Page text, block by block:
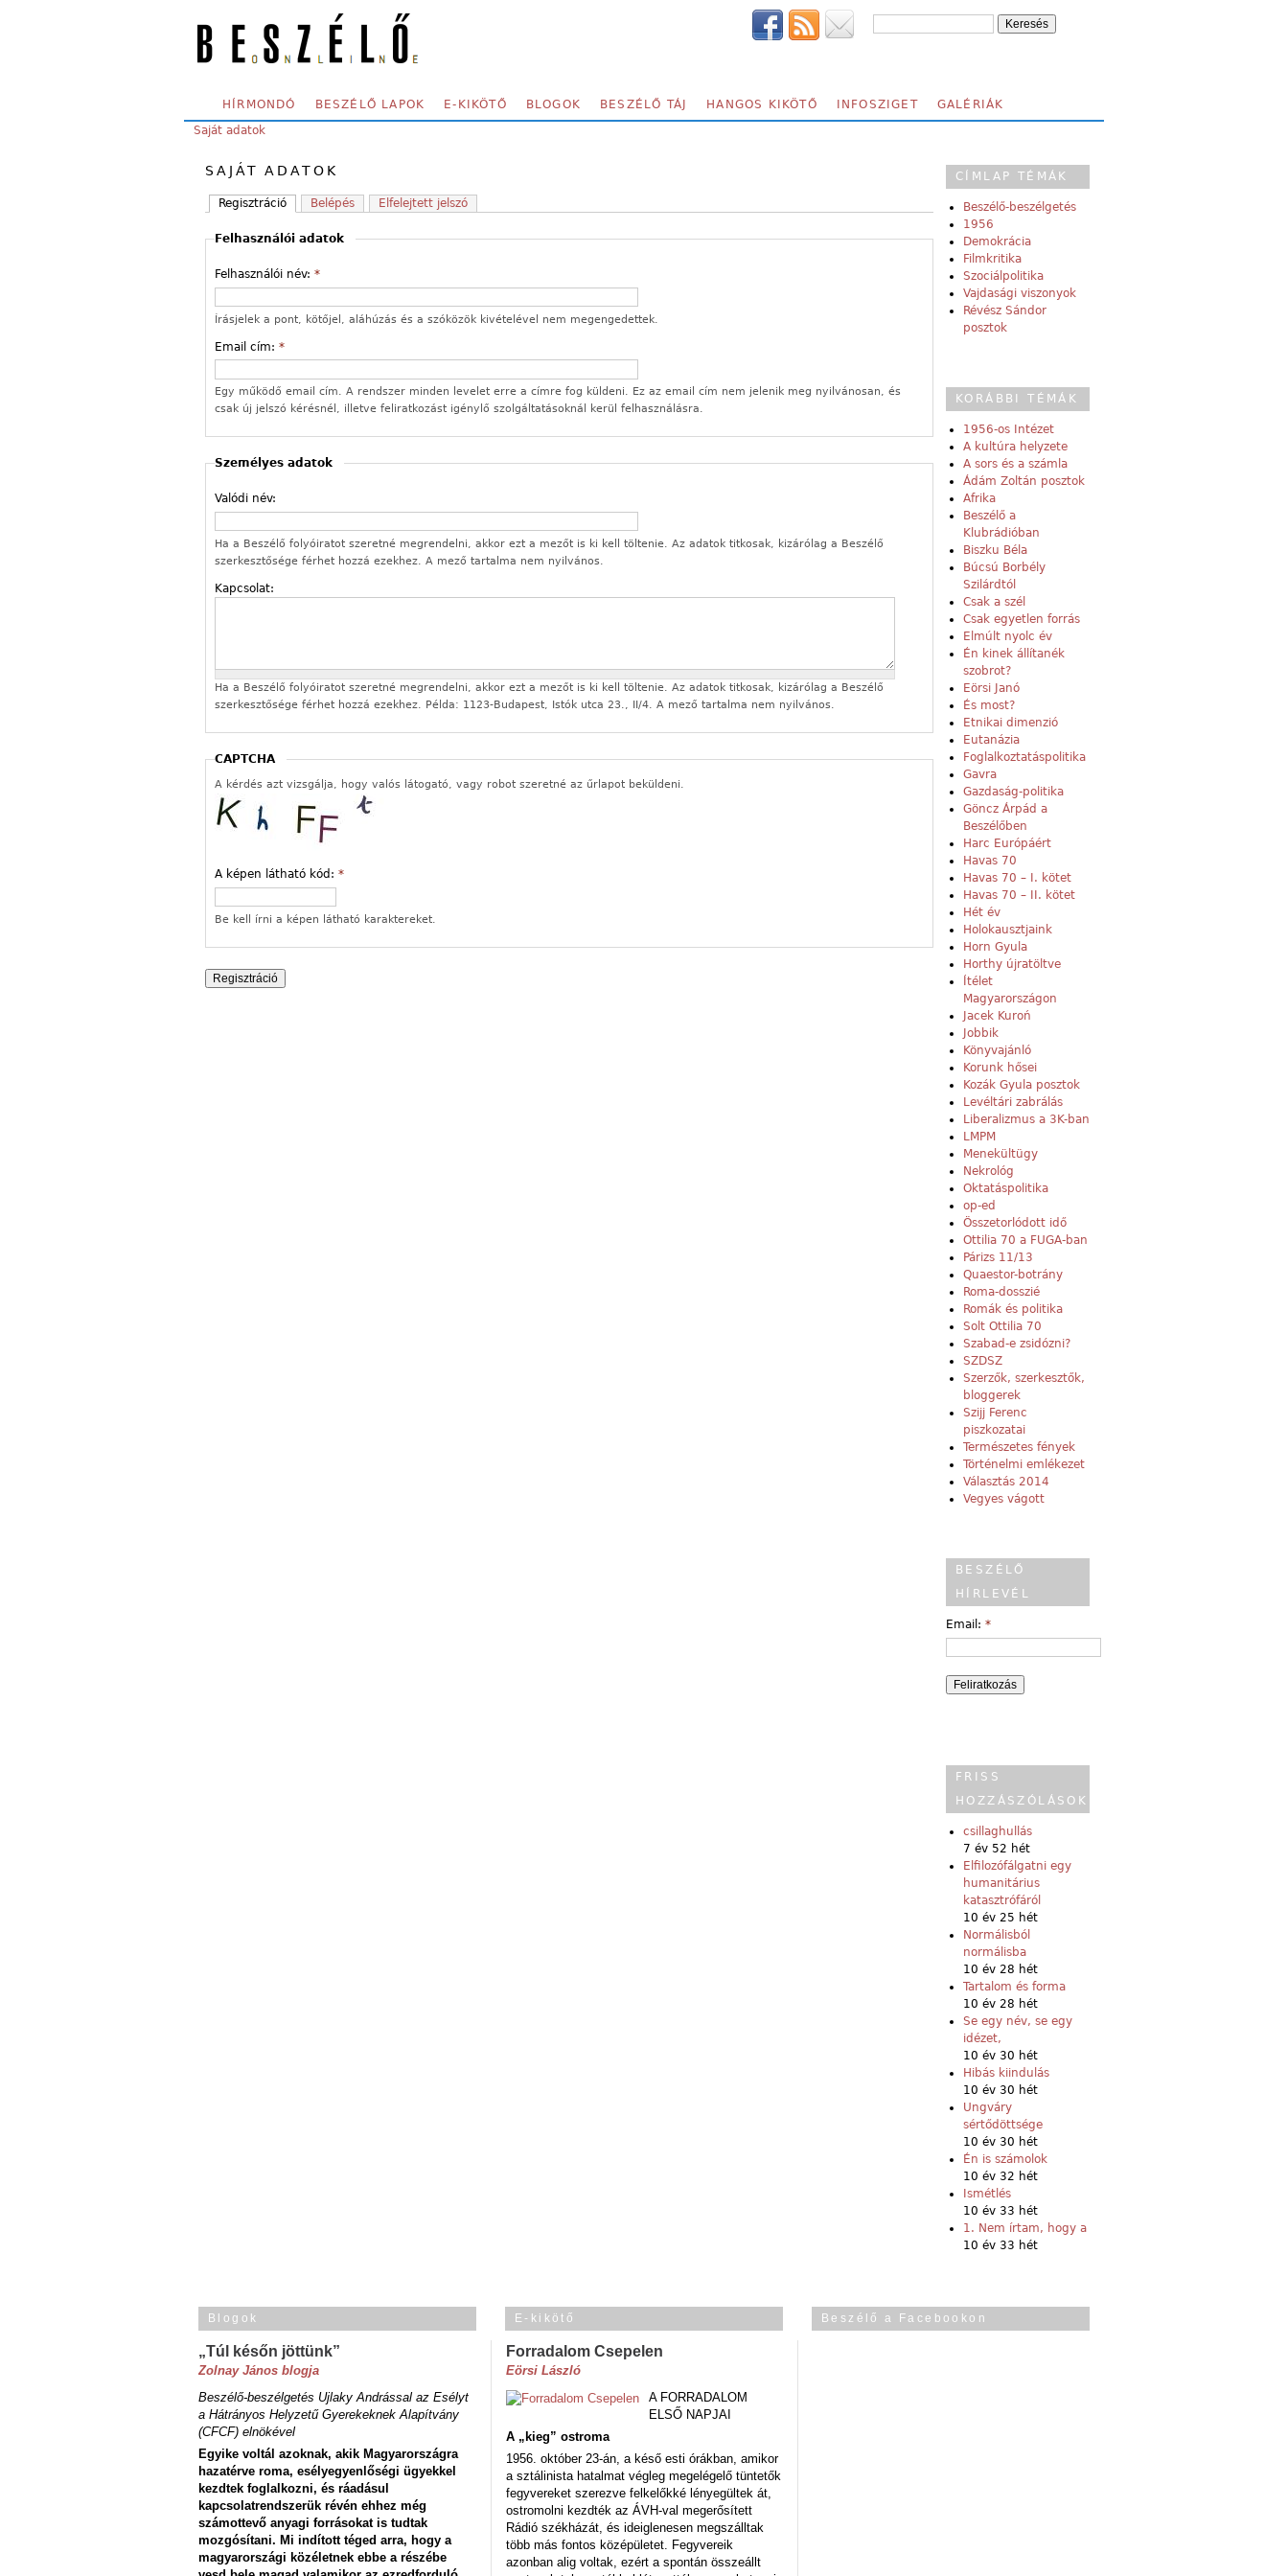
SECONDARY MENU
HÍRMONDÓ BESZÉLŐ LAPOK E-KIKÖTŐ BLOGOK BESZÉLŐ TÁJ HANGOS KIKÖTŐ INFOSZIGET GALÉRIÁK
YOU ARE HERE:
Saját adatok
SAJÁT ADATOK
Regisztráció Belépés Elfelejtett jelszó
Felhasználói adatok
Felhasználói név: *
Írásjelek a pont, kötőjel, aláhúzás és a szóközök kivételével nem megengedettek.
Email cím: *
Egy működő email cím. A rendszer minden levelet erre a címre fog küldeni. Ez az email cím nem jelenik meg nyilvánosan, és
csak új jelszó kérésnél, illetve feliratkozást igénylő szolgáltatásoknál kerül felhasználásra.
Személyes adatok
Valódi név:
Ha a Beszélő folyóiratot szeretné megrendelni, akkor ezt a mezőt is ki kell töltenie. Az adatok titkosak, kizárólag a Beszélő
szerkesztősége férhet hozzá ezekhez. A mező tartalma nem nyilvános.
Kapcsolat:
Ha a Beszélő folyóiratot szeretné megrendelni, akkor ezt a mezőt is ki kell töltenie. Az adatok titkosak, kizárólag a Beszélő
szerkesztősége férhet hozzá ezekhez. Példa: 1123-Budapest, Istók utca 23., II/4. A mező tartalma nem nyilvános.
CAPTCHA
A kérdés azt vizsgálja, hogy valós látogató, vagy robot szeretné az űrlapot beküldeni.
A képen látható kód: *
Be kell írni a képen látható karaktereket.
CÍMLAP TÉMÁK
Beszélő-beszélgetés
1956
Demokrácia
Filmkritika
Szociálpolitika
Vajdasági viszonyok
Révész Sándor
posztok
KORÁBBI TÉMÁK
1956-os Intézet
A kultúra helyzete
A sors és a számla
Ádám Zoltán posztok
Afrika
Beszélő a
Klubrádióban
Biszku Béla
Búcsú Borbély
Szilárdtól
Csak a szél
Csak egyetlen forrás
Elmúlt nyolc év
Én kinek állítanék
szobrot?
Eörsi Janó
És most?
Etnikai dimenzió
Eutanázia
Foglalkoztatáspolitika
Gavra
Gazdaság-politika
Göncz Árpád a
Beszélőben
Harc Európáért
Havas 70
Havas 70 – I. kötet
Havas 70 – II. kötet
Hét év
Holokausztjaink
Horn Gyula
Horthy újratöltve
Ítélet
Magyarországon
Jacek Kuroń
Jobbik
Könyvajánló
Korunk hősei
Kozák Gyula posztok
Levéltári zabrálás
Liberalizmus a 3K-ban
LMPM
Menekültügy
Nekrológ
Oktatáspolitika
op-ed
Összetorlódott idő
Ottilia 70 a FUGA-ban
Párizs 11/13
Quaestor-botrány
Roma-dosszié
Romák és politika
Solt Ottilia 70
Szabad-e zsidózni?
SZDSZ
Szerzők, szerkesztők,
bloggerek
Szijj Ferenc
piszkozatai
Természetes fények
Történelmi emlékezet
Választás 2014
Vegyes vágott
BESZÉLŐ
HÍRLEVÉL
Email: *
FRISS
HOZZÁSZÓLÁSOK
csillaghullás
7 év 52 hét
Elfilozófálgatni egy
humanitárius
katasztrófáról
10 év 25 hét
Normálisból
normálisba
10 év 28 hét
Tartalom és forma
10 év 28 hét
Se egy név, se egy
idézet,
10 év 30 hét
Hibás kiindulás
10 év 30 hét
Ungváry
sértődöttsége
10 év 30 hét
Én is számolok
10 év 32 hét
Ismétlés
10 év 33 hét
1. Nem írtam, hogy a
10 év 33 hét
Blogok
„Túl későn jöttünk”
Zolnay János blogja
Beszélő-beszélgetés Ujlaky Andrással az Esélyt
a Hátrányos Helyzetű Gyerekeknek Alapítvány
(CFCF) elnökével
Egyike voltál azoknak, akik Magyarországra
hazatérve roma, esélyegyenlőségi ügyekkel
kezdtek foglalkozni, és ráadásul
kapcsolatrendszerük révén ehhez még
számottevő anyagi forrásokat is tudtak
mozgósítani. Mi indított téged arra, hogy a
magyarországi közéletnek ebbe a részébe
E-kikötő
Forradalom Csepelen
Eörsi László
A FORRADALOM
ELSŐ NAPJAI
A „kieg” ostroma
1956. október 23-án, a késő esti órákban, amikor
a sztálinista hatalmat végleg megelégelő tüntetők
fegyvereket szerezve felkelőkké lényegültek át,
ostromolni kezdték az ÁVH-val megerősített
Rádió székházát, és ideiglenesen megszálltak
több más fontos középületet. Fegyvereik
azonban alig voltak, ezért a spontán összeállt
Beszélő a Facebookon